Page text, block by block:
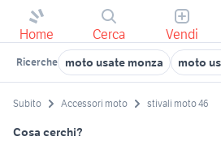
Home Cerca Vendi
Ricerche moto usate monza moto
Subito Accessori moto stivali moto 46
Cosa cerchi?